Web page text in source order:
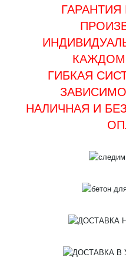
ГАРАНТИЯ
ГИБКАЯ
НАЛИЧНАЯ И